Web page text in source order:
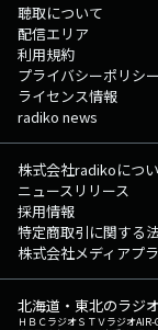
聴取について
配信エリア
利用規約
プライバシーポリシー
ライセンス情報
radiko news
株式会社radikoにつ
ニュースリリース
採用情報
特定商取引に関する
株式会社メディアプ
北海道・東北のラジ
ＨＢＣラジオＳＴＶラジオAIR-